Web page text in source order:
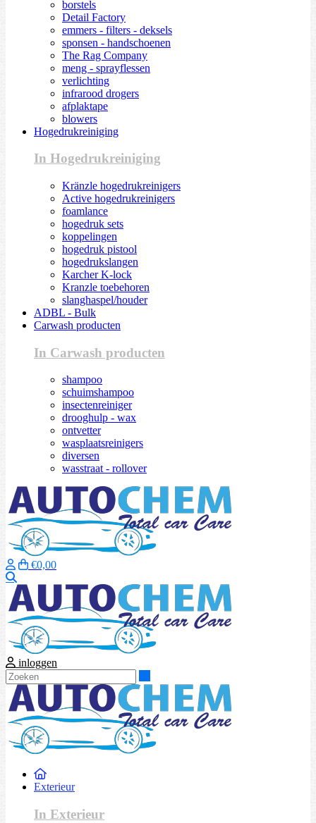
borstels
Detail Factory
emmers - filters - deksels
sponsen - handschoenen
The Rag Company
meng - sprayflessen
verlichting
infrarood drogers
afplaktape
blowers
Hogedrukreiniging
In Hogedrukreiniging
Kränzle hogedrukreinigers
Active hogedrukreinigers
foamlance
hogedruk sets
koppelingen
hogedruk pistool
hogedrukslangen
Karcher K-lock
Kranzle toebehoren
slanghaspel/houder
ADBL - Bulk
Carwash producten
In Carwash producten
shampoo
schuimshampoo
insectenreiniger
drooghulp - wax
ontvetter
wasplaatsreinigers
diversen
wasstraat - rollover
€0,00
inloggen
Exterieur
In Exterieur